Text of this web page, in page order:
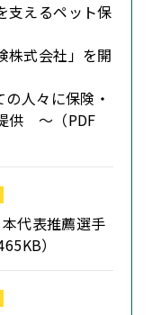
支えるペット保
株式会社」を開
人々に保険・
供 ～（PDF
代表推薦選手
）